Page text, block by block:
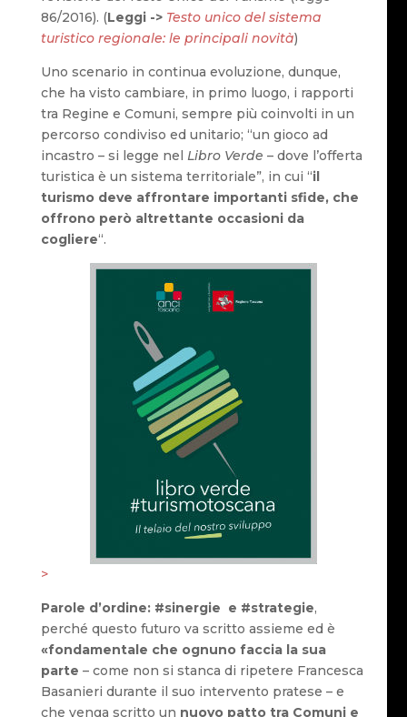
86/2016). (Leggi -> Testo unico del sistema
turistico regionale: le principali novità)
Uno scenario in continua evoluzione, dunque,
che ha visto cambiare, in primo luogo, i rapporti
tra Regine e Comuni, sempre più coinvolti in un
percorso condiviso ed unitario; “un gioco ad
incastro – si legge nel Libro Verde – dove l’offerta
turistica è un sistema territoriale”, in cui “il
turismo deve affrontare importanti sfide, che
offrono però altrettante occasioni da
cogliere“.
>
Parole d’ordine: #sinergie e #strategie,
perché questo futuro va scritto assieme ed è
«fondamentale che ognuno faccia la sua
parte – come non si stanca di ripetere Francesca
Basanieri durante il suo intervento pratese – e
che venga scritto un nuovo patto tra Comuni e